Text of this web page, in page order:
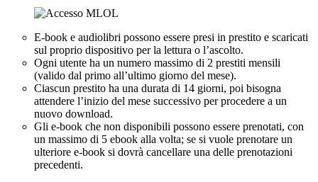
E-book e audiolibri possono essere presi in prestito e scaricati
sul proprio dispositivo per la lettura o l’ascolto.
Ogni utente ha un numero massimo di 2 prestiti mensili
(valido dal primo all’ultimo giorno del mese).
Ciascun prestito ha una durata di 14 giorni, poi bisogna
attendere l’inizio del mese successivo per procedere a un
nuovo download.
Gli e-book che non disponibili possono essere prenotati, con
un massimo di 5 ebook alla volta; se si vuole prenotare un
ulteriore e-book si dovrà cancellare una delle prenotazioni
precedenti.